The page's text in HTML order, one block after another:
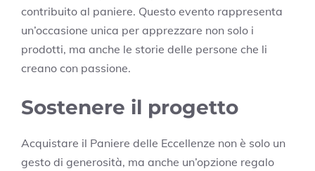
contribuito al paniere. Questo evento rappresenta
un’occasione unica per apprezzare non solo i
prodotti, ma anche le storie delle persone che li
creano con passione.
Sostenere il progetto
Acquistare il Paniere delle Eccellenze non è solo un
gesto di generosità, ma anche un’opzione regalo